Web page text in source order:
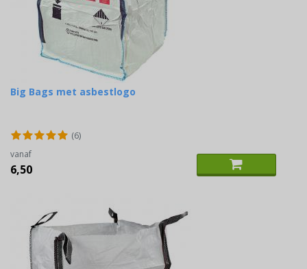
Big Bags met asbestlogo
(6)
vanaf
6,50